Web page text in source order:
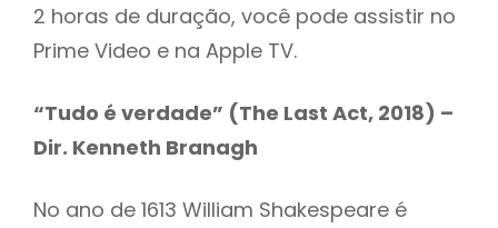
2 horas de duração, você pode assistir no
Prime Video e na Apple TV.
“Tudo é verdade” (The Last Act, 2018) –
Dir. Kenneth Branagh
No ano de 1613 William Shakespeare é